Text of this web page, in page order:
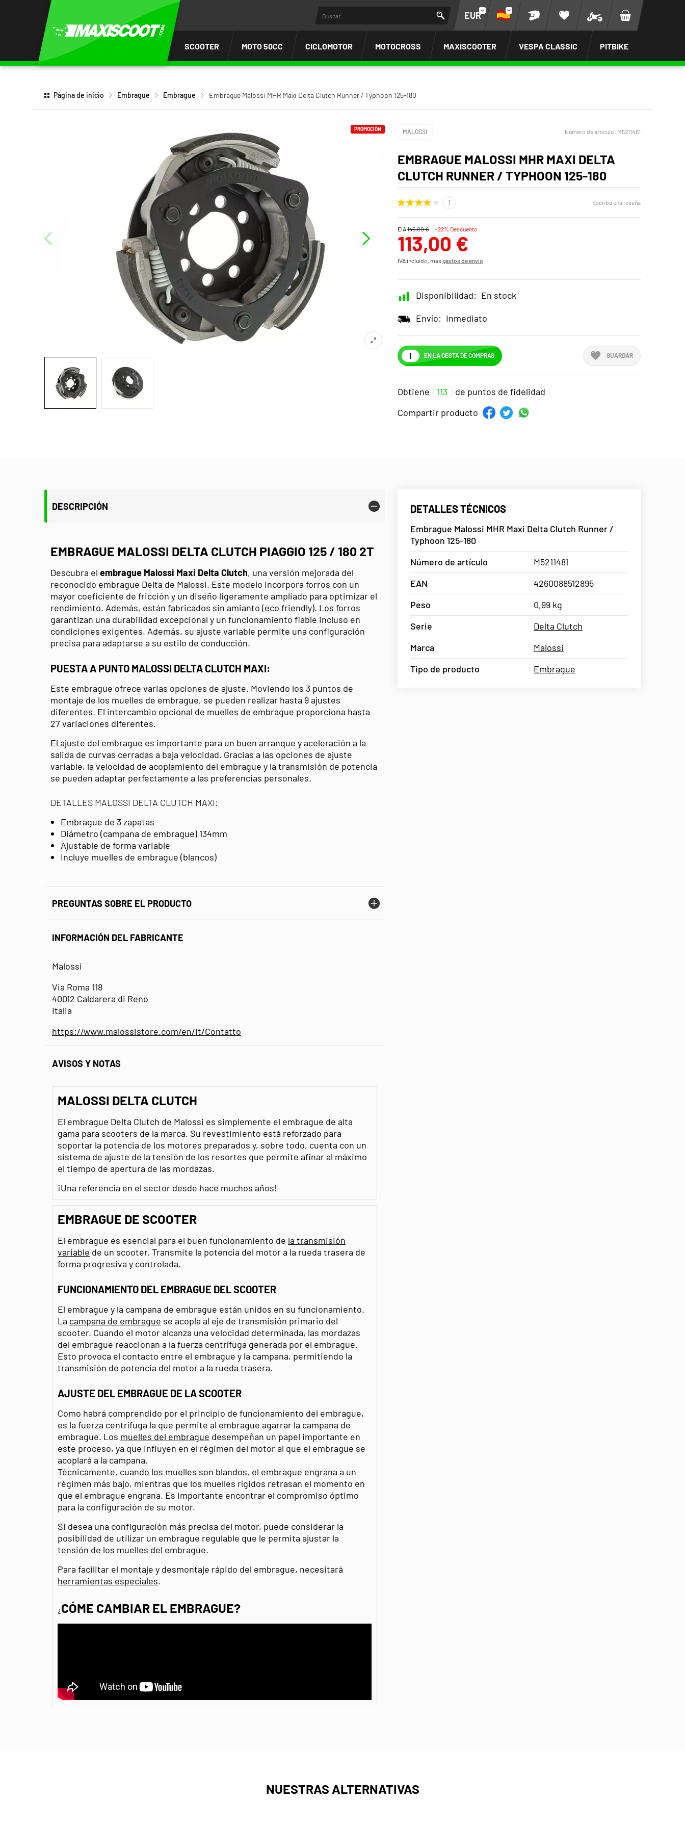
EUR
SCOOTER MOTO 50CC CICLOMOTOR MOTOCROSS MAXISCOOTER VESPA CLASSIC PITBIKE
Página de inicio Embrague Embrague Embrague Malossi MHR Maxi Delta Clutch Runner / Typhoon 125-180
PROMOCIÓN MALOSSI Número de artículo: M5211481
EMBRAGUE MALOSSI MHR MAXI DELTA
CLUTCH RUNNER / TYPHOON 125-180
Escriba una reseña
EIA145,00 € -22% Descuento
113,00 €
IVA incluido, másgastos de envío
Disponibilidad: En stock
Envío: Inmediato
EN LA CESTA DE COMPRAS GUARDAR
Obtiene 113
de puntos de fidelidad
Compartir producto
DESCRIPCIÓN
EMBRAGUE MALOSSI DELTA CLUTCH PIAGGIO 125 / 180 2T
Descubra el embrague Malossi Maxi Delta Clutch, una versión mejorada del
reconocido embrague Delta de Malossi. Este modelo incorpora forros con un
mayor coeficiente de fricción y un diseño ligeramente ampliado para optimizar el
rendimiento. Además, están fabricados sin amianto (eco friendly). Los forros
garantizan una durabilidad excepcional y un funcionamiento fiable incluso en
condiciones exigentes. Además, su ajuste variable permite una configuración
precisa para adaptarse a su estilo de conducción.
PUESTA A PUNTO MALOSSI DELTA CLUTCH MAXI:
Este embrague ofrece varias opciones de ajuste. Moviendo los 3 puntos de
montaje de los muelles de embrague, se pueden realizar hasta 9 ajustes
diferentes. El intercambio opcional de muelles de embrague proporciona hasta
27 variaciones diferentes.
El ajuste del embrague es importante para un buen arranque y aceleración a la
salida de curvas cerradas a baja velocidad. Gracias a las opciones de ajuste
variable, la velocidad de acoplamiento del embrague y la transmisión de potencia
se pueden adaptar perfectamente a las preferencias personales.
DETALLES MALOSSI DELTA CLUTCH MAXI:
Embrague de 3 zapatas
Diámetro (campana de embrague) 134mm
Ajustable de forma variable
Incluye muelles de embrague (blancos)
PREGUNTAS SOBRE EL PRODUCTO
INFORMACIÓN DEL FABRICANTE
Malossi
Via Roma 118
40012 Caldarera di Reno
Italia
https://www.malossistore.com/en/it/Contatto
AVISOS Y NOTAS
MALOSSI DELTA CLUTCH
El embrague Delta Clutch de Malossi es simplemente el embrague de alta
gama para scooters de la marca. Su revestimiento está reforzado para
soportar la potencia de los motores preparados y, sobre todo, cuenta con un
sistema de ajuste de la tensión de los resortes que permite afinar al máximo
el tiempo de apertura de las mordazas.
¡Una referencia en el sector desde hace muchos años!
EMBRAGUE DE SCOOTER
El embrague es esencial para el buen funcionamiento de la transmisión
variable de un scooter. Transmite la potencia del motor a la rueda trasera de
forma progresiva y controlada.
FUNCIONAMIENTO DEL EMBRAGUE DEL SCOOTER
El embrague y la campana de embrague están unidos en su funcionamiento.
La campana de embrague se acopla al eje de transmisión primario del
scooter. Cuando el motor alcanza una velocidad determinada, las mordazas
del embrague reaccionan a la fuerza centrífuga generada por el embrague.
Esto provoca el contacto entre el embrague y la campana, permitiendo la
transmisión de potencia del motor a la rueda trasera.
AJUSTE DEL EMBRAGUE DE LA SCOOTER
Como habrá comprendido por el principio de funcionamiento del embrague,
es la fuerza centrífuga la que permite al embrague agarrar la campana de
embrague. Los muelles del embrague desempeñan un papel importante en
este proceso, ya que influyen en el régimen del motor al que el embrague se
acoplará a la campana.
Técnicamente, cuando los muelles son blandos, el embrague engrana a un
régimen más bajo, mientras que los muelles rígidos retrasan el momento en
que el embrague engrana. Es importante encontrar el compromiso óptimo
para la configuración de su motor.
Si desea una configuración más precisa del motor, puede considerar la
posibilidad de utilizar un embrague regulable que le permita ajustar la
tensión de los muelles del embrague.
Para facilitar el montaje y desmontaje rápido del embrague, necesitará
herramientas especiales.
¿ CÓME CAMBIAR EL EMBRAGUE?
DETALLES TÉCNICOS
Embrague Malossi MHR Maxi Delta Clutch Runner /
Typhoon 125-180
Número de artículo
M5211481
EAN
4260088512895
Peso
0,99 kg
Serie
Delta Clutch
Marca
Malossi
Tipo de producto
Embrague
NUESTRAS ALTERNATIVAS